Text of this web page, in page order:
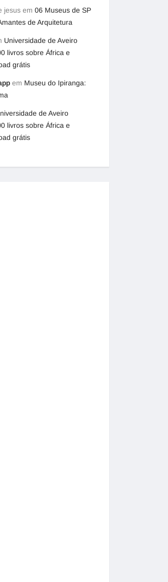
jesus em 06 Museus de SP
de Arquitetura
Universidade de Aveiro
livros sobre África e
grátis
em Museu do Ipiranga:
de Aveiro
livros sobre África e
grátis